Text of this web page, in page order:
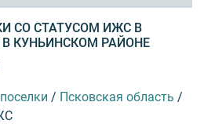
СО СТАТУСОМ ИЖС В
КУНЬИНСКОМ РАЙОНЕ
/ Псковская область /